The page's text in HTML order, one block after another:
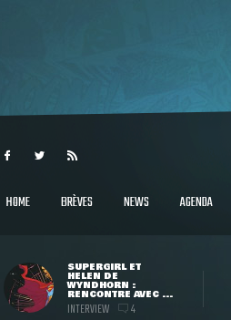
HOME BRÈVES NEWS AGENDA
SUPERGIRL ET
HELEN DE
WYNDHORN :
RENCONTRE AVEC ...
INTERVIEW 4